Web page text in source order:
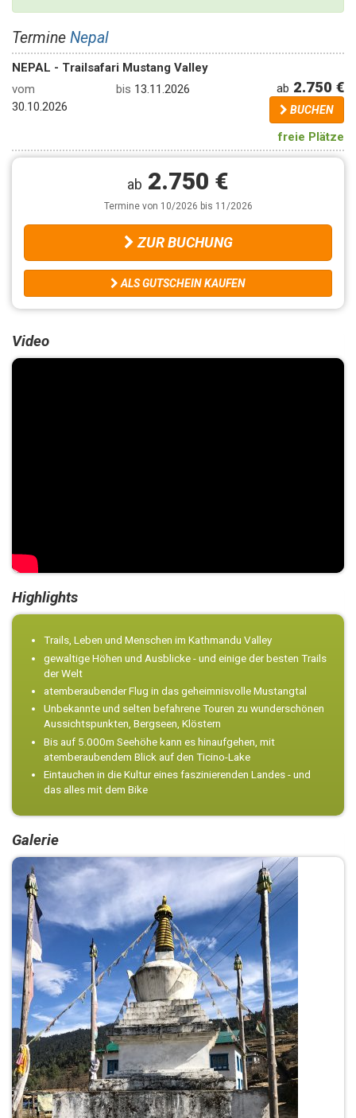
Termine Nepal
NEPAL - Trailsafari Mustang Valley
vom
30.10.2026
bis 13.11.2026 ab 2.750 €
BUCHEN
freie Plätze
ab 2.750 €
Termine von 10/2026 bis 11/2026
ZUR BUCHUNG
ALS GUTSCHEIN KAUFEN
Video
Highlights
Trails, Leben und Menschen im Kathmandu Valley
gewaltige Höhen und Ausblicke - und einige der besten Trails
der Welt
atemberaubender Flug in das geheimnisvolle Mustangtal
Unbekannte und selten befahrene Touren zu wunderschönen
Aussichtspunkten, Bergseen, Klöstern
Bis auf 5.000m Seehöhe kann es hinaufgehen, mit
atemberaubendem Blick auf den Ticino-Lake
Eintauchen in die Kultur eines faszinierenden Landes - und
das alles mit dem Bike
Galerie